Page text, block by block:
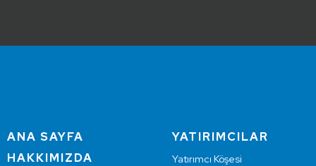
ANA SAYFA
HAKKIMIZDA
YATIRIMCILAR
Yatırımcı Köşesi